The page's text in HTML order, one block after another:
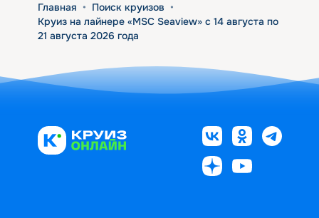
Главная • Поиск круизов •
Круиз на лайнере «MSC Seaview» с 14 августа по
21 августа 2026 года